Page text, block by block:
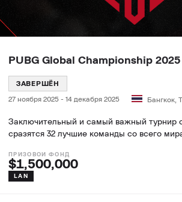
PUBG Global Championship 2025
ЗАВЕРШЁН
27 ноября 2025 - 14 декабря 2025 Бангкок,
Заключительный и самый важный турнир
сразятся 32 лучшие команды со всего
$1,500,000
LAN